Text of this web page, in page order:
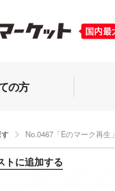
の方
No.0467「Eのマーク再生」
トに追加する